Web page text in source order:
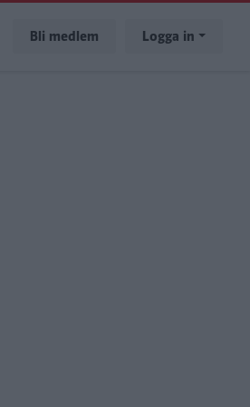
Bli medlem Logga in